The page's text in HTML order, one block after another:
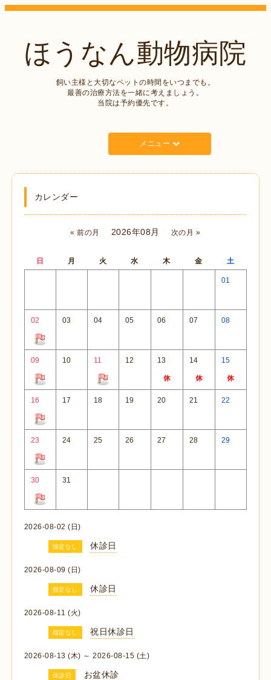
ほうなん動物病院
飼い主様と大切なペットの時間をいつまでも。
最善の治療方法を一緒に考えましょう。
当院は予約優先です。
メニュー
カレンダー
« 前の月 2026年08月 次の月 »
日 月 火 水 木 金 土
01
02 03 04 05 06 07 08
09 10 11 12 13 14 15
16 17 18 19 20 21 22
23 24 25 26 27 28 29
30 31
2026-08-02 (日)
指定なし 休診日
2026-08-09 (日)
指定なし 休診日
2026-08-11 (火)
指定なし 祝日休診日
2026-08-13 (木) ～ 2026-08-15 (土)
休診日 お盆休診